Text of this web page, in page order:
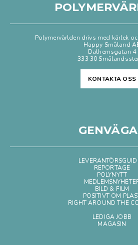
Polymervärlden drivs med kärlek
Happy Småland
Dalhemsgatan 4
333 30
KONTAKTA OSS
REPORTAGE
POLYNYTT
BILD & FILM
POSITIVT OM
RIGHT AROUND THE
LEDIGA JOBB
MAGASIN